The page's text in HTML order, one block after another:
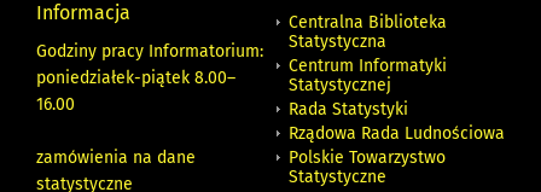
Informacja
Godziny pracy Informatorium:
poniedziałek-piątek 8.00–
16.00
zamówienia na dane
statystyczne
Centralna Biblioteka
Statystyczna
Centrum Informatyki
Statystycznej
Rada Statystyki
Rządowa Rada Ludnościowa
Polskie Towarzystwo
Statystyczne